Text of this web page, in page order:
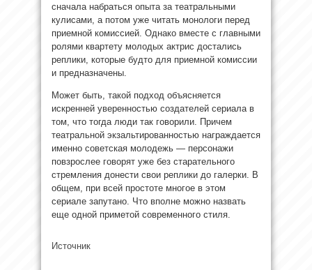
сначала набраться опыта за театральными
кулисами, а потом уже читать монологи перед
приемной комиссией. Однако вместе с главными
ролями квартету молодых актрис достались
реплики, которые будто для приемной комиссии
и предназначены.
Может быть, такой подход объясняется
искренней уверенностью создателей сериала в
том, что тогда люди так говорили. Причем
театральной экзальтированностью награждается
именно советская молодежь — персонажи
повзрослее говорят уже без старательного
стремления донести свои реплики до галерки. В
общем, при всей простоте многое в этом
сериале запутано. Что вполне можно назвать
еще одной приметой современного стиля.
Источник